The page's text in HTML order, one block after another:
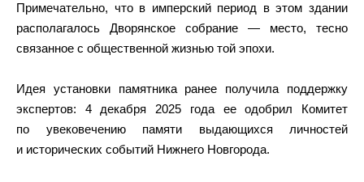
Примечательно, что в имперский период в этом здании
располагалось Дворянское собрание — место, тесно
связанное с общественной жизнью той эпохи.
Идея установки памятника ранее получила поддержку
экспертов: 4 декабря 2025 года ее одобрил Комитет
по увековечению памяти выдающихся личностей
и исторических событий Нижнего Новгорода.